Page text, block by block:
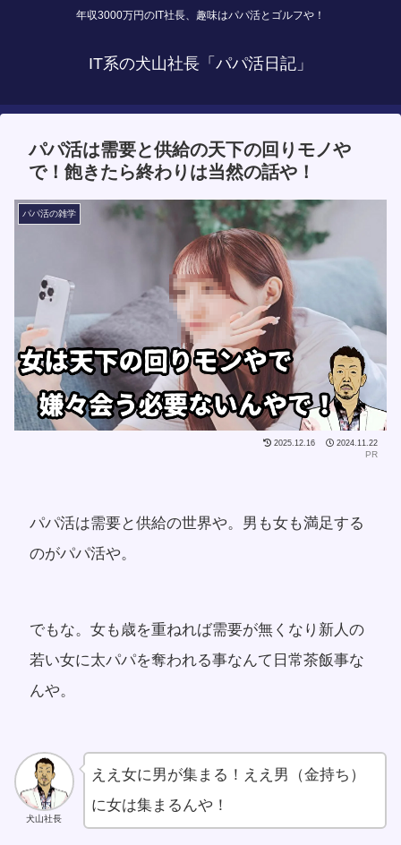
年収3000万円のIT社長、趣味はパパ活とゴルフや！
IT系の犬山社長「パパ活日記」
パパ活は需要と供給の天下の回りモノや
で！飽きたら終わりは当然の話や！
パパ活の雑学
2025.12.16 2024.11.22
PR
パパ活は需要と供給の世界や。男も女も満足する
のがパパ活や。
でもな。女も歳を重ねれば需要が無くなり新人の
若い女に太パパを奪われる事なんて日常茶飯事な
んや。
犬山社長
ええ女に男が集まる！ええ男（金持ち）
に女は集まるんや！